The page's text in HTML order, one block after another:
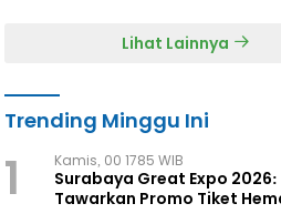
Lihat Lainnya
Trending Minggu Ini
1 Kamis, 00 1785 WIB
Surabaya Great Expo 2026:
Tawarkan Promo Tiket